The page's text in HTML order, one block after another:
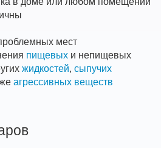
мест
пищевых и непищевых
жидкостей, сыпучих
агрессивных веществ